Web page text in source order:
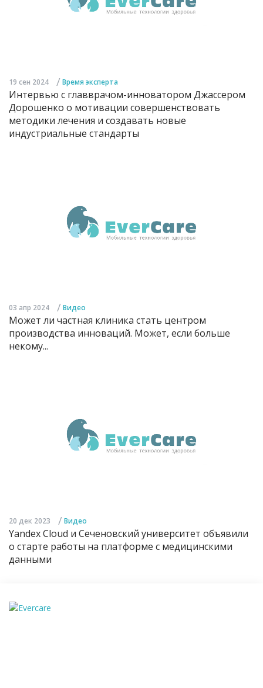
19 сен 2024 / Время эксперта
Интервью с главврачом-инноватором Джассером
Дорошенко о мотивации совершенствовать
методики лечения и создавать новые
индустриальные стандарты
03 апр 2024 / Видео
Может ли частная клиника стать центром
производства инноваций. Может, если больше
некому...
20 дек 2023 / Видео
Yandex Cloud и Сеченовский университет объявили
о старте работы на платформе с медицинскими
данными